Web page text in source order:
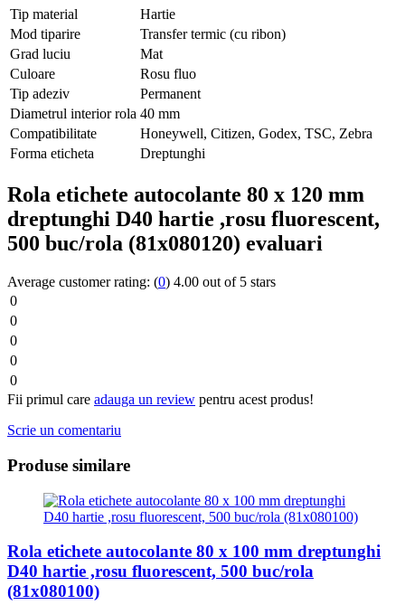
Tip material
Hartie
Mod tiparire
Transfer termic (cu ribon)
Grad luciu
Mat
Culoare
Rosu fluo
Tip adeziv
Permanent
Diametrul interior rola 40 mm
Compatibilitate
Honeywell, Citizen, Godex, TSC, Zebra
Forma eticheta
Dreptunghi
Rola etichete autocolante 80 x 120 mm
dreptunghi D40 hartie ,rosu fluorescent,
500 buc/rola (81x080120) evaluari
Average customer rating: (0) 4.00 out of 5 stars
0
0
0
0
0
Fii primul care adauga un review pentru acest produs!
Scrie un comentariu
Produse similare
Rola etichete autocolante 80 x 100 mm dreptunghi
D40 hartie ,rosu fluorescent, 500 buc/rola
(81x080100)